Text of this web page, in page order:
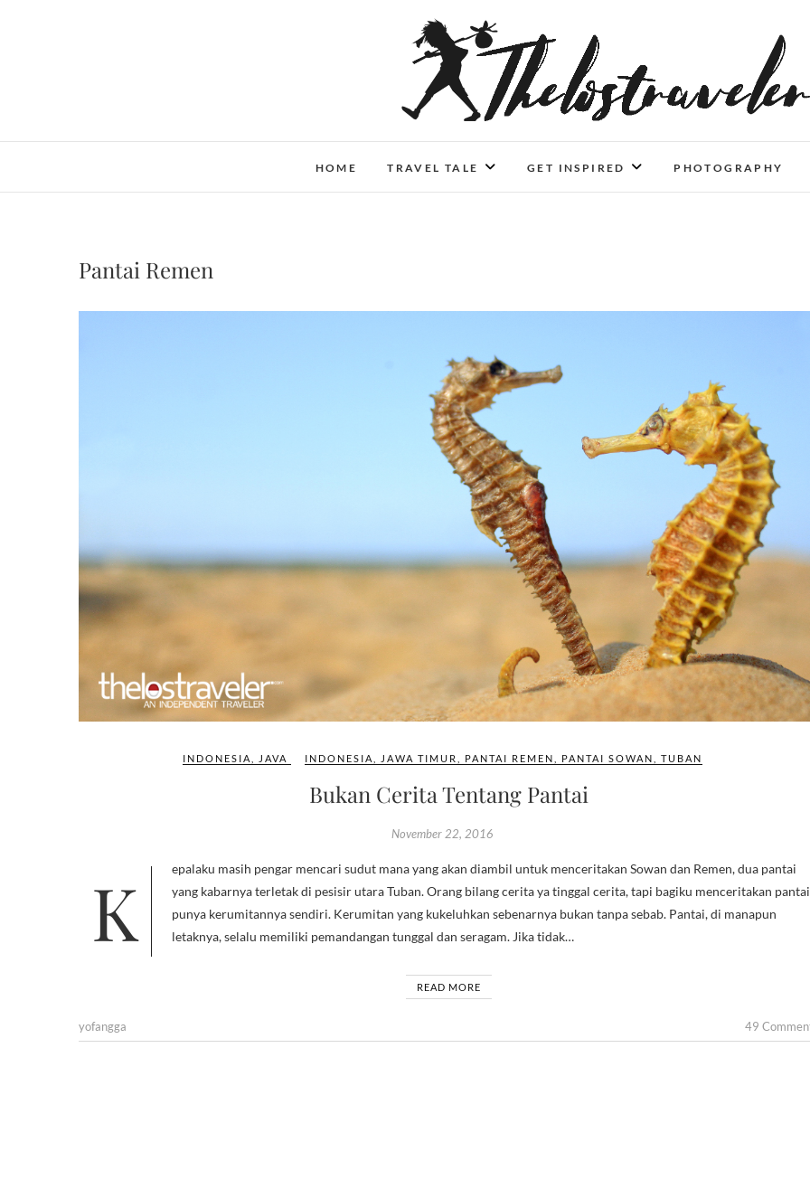
An Independent Traveler
HOME TRAVEL TALE GET INSPIRED PHOTOGRAPHY
Pantai Remen
INDONESIA JAVA INDONESIA JAWA TIMUR PANTAI REMEN PANTAI SOWAN TUBAN
Bukan Cerita Tentang Pantai
November 22, 2016
Kepalaku masih pengar mencari sudut mana yang akan diambil untuk menceritakan Sowan dan Remen, dua pantai
yang kabarnya terletak di pesisir utara Tuban. Orang bilang cerita ya tinggal cerita, tapi bagiku menceritakan pantai
punya kerumitannya sendiri. Kerumitan yang kukeluhkan sebenarnya bukan tanpa sebab. Pantai, di manapun
letaknya, selalu memiliki pemandangan tunggal dan seragam. Jika tidak…
READ MORE
yofangga 49